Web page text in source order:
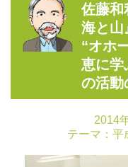
佐藤和
海と山
“オホ
恵に学
の活動
2014
テーマ： 平